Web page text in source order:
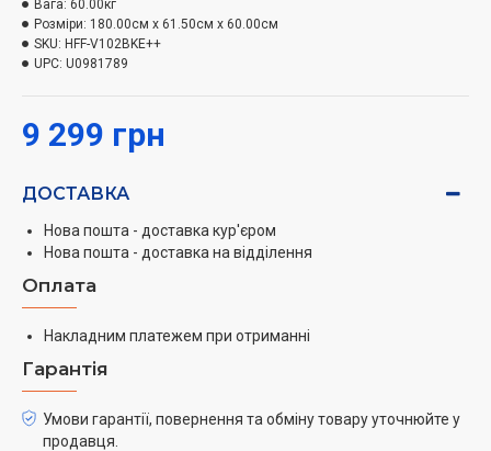
Загальний об’єм 103 л
Достатньо місця для зберігання великої кількості
використання або додаткових потреб.
Просте у використанні механічне керування дозволяє
легко налаштувати оптимальну температуру
зберігання ваших продуктів.
Три морозильні камери
Зручна організація простору з трьома окремими
камерами забезпечує легкий доступ до заморожених
продуктів та їх ефективне зберігання. Реверсивні
двері: Можливість зміни напрямку відчинення
дверей дозволяє максимально зручно інтегрувати
9 299 грн
Вага: 60.00кг
Розміри: 180.00см x 61.50см x 60.00см
SKU: HFF-V102BKE++
UPC: U0981789
ДОСТАВКА
Нова пошта - доставка кур'єром
Нова пошта - доставка на відділення
Оплата
Накладним платежем при отриманні
Гарантія
Умови гарантії, повернення та обміну товару уточнюйте у
продавця.